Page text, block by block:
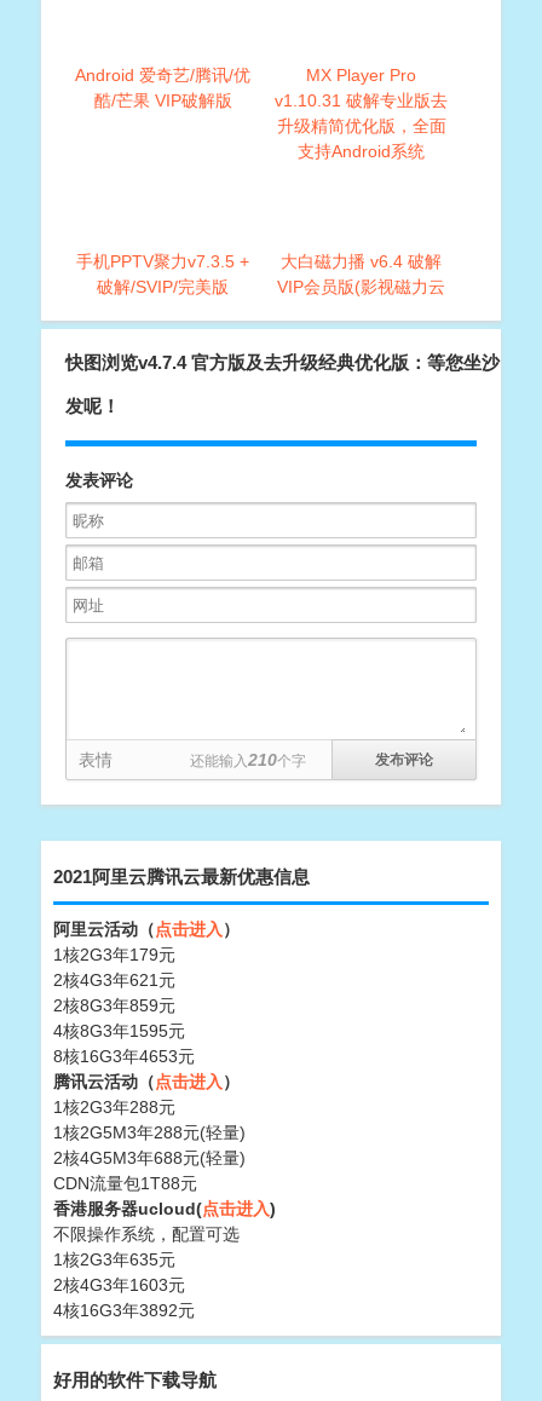
Android 爱奇艺/腾讯/优
酷/芒果 VIP破解版
MX Player Pro
v1.10.31 破解专业版去
升级精简优化版，全面
支持Android系统
手机PPTV聚力v7.3.5 +
破解/SVIP/完美版
大白磁力播 v6.4 破解
VIP会员版(影视磁力云
快图浏览v4.7.4 官方版及去升级经典优化版：等您坐沙
发呢！
发表评论
表情 还能输入210个字
2021阿里云腾讯云最新优惠信息
阿里云活动（点击进入）
1核2G3年179元
2核4G3年621元
2核8G3年859元
4核8G3年1595元
8核16G3年4653元
腾讯云活动（点击进入）
1核2G3年288元
1核2G5M3年288元(轻量)
2核4G5M3年688元(轻量)
CDN流量包1T88元
香港服务器ucloud(点击进入)
不限操作系统，配置可选
1核2G3年635元
2核4G3年1603元
4核16G3年3892元
好用的软件下载导航